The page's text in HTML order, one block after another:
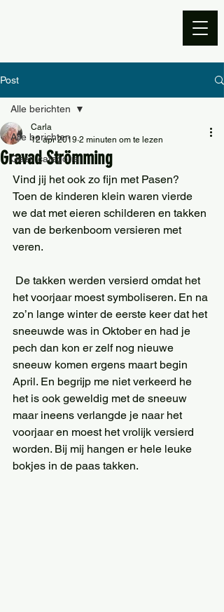
Post
Alle berichten
Geen categorie
Alle berichten
Gravad Strömming
Carla
12 apr 2019 2 minuten om te lezen
Vind jij het ook zo fijn met Pasen?
Toen de kinderen klein waren vierde
we dat met eieren schilderen en takken
van de berkenboom versieren met
veren.
het voorjaar moest symboliseren. En na
zo’n lange winter de eerste keer dat het
sneeuwde was in Oktober en had je
pech dan kon er zelf nog nieuwe
sneeuw komen ergens maart begin
April. En begrijp me niet verkeerd he
het is ook geweldig met de sneeuw
maar ineens verlangde je naar het
voorjaar en moest het vrolijk versierd
worden. Bij mij hangen er hele leuke
bokjes in de paas takken.